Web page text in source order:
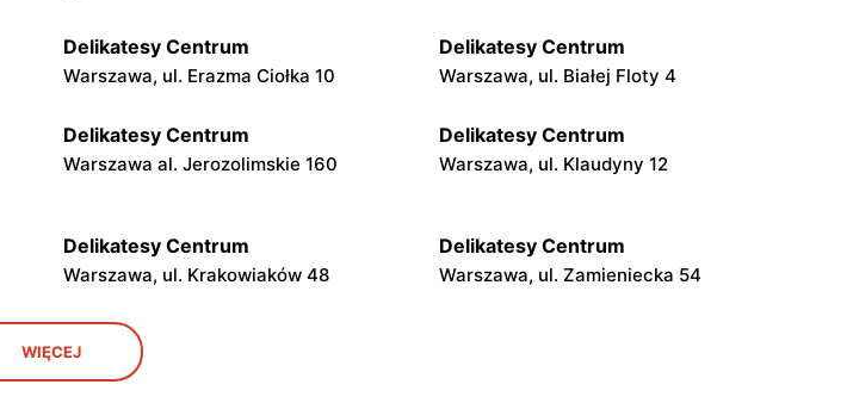
Delikatesy Centrum
Warszawa, ul. Erazma Ciołka 10
Delikatesy Centrum
Warszawa, ul. Białej Floty 4
Delikatesy Centrum
Warszawa al. Jerozolimskie 160
Delikatesy Centrum
Warszawa, ul. Klaudyny 12
Delikatesy Centrum
Warszawa, ul. Krakowiaków 48
Delikatesy Centrum
Warszawa, ul. Zamieniecka 54
Delikatesy Centrum
Warszawa, ul. Kłobucka 8b
WIĘCEJ